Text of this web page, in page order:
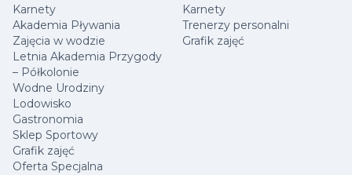
Karnety
Akademia Pływania
Zajęcia w wodzie
Letnia Akademia Przygody
– Półkolonie
Wodne Urodziny
Lodowisko
Gastronomia
Sklep Sportowy
Grafik zajęć
Oferta Specjalna
Karnety
Trenerzy personalni
Grafik zajęć